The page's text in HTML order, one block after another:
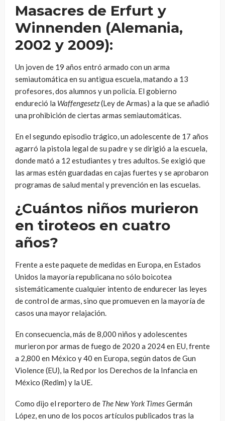
Masacres de Erfurt y
Winnenden (Alemania,
2002 y 2009):
Un joven de 19 años entró armado con un arma
semiautomática en su antigua escuela, matando a 13
profesores, dos alumnos y un policía. El gobierno
endureció la Waffengesetz(Ley de Armas) a la que se añadió
una prohibición de ciertas armas semiautomáticas.
En el segundo episodio trágico, un adolescente de 17 años
agarró la pistola legal de su padre y se dirigió a la escuela,
donde mató a 12 estudiantes y tres adultos. Se exigió que
las armas estén guardadas en cajas fuertes y se aprobaron
programas de salud mental y prevención en las escuelas.
¿Cuántos niños murieron
en tiroteos en cuatro
años?
Frente a este paquete de medidas en Europa, en Estados
Unidos la mayoría republicana no sólo boicotea
sistemáticamente cualquier intento de endurecer las leyes
de control de armas, sino que promueven en la mayoría de
casos una mayor relajación.
En consecuencia, más de 8,000 niños y adolescentes
murieron por armas de fuego de 2020 a 2024 en EU, frente
a 2,800 en México y 40 en Europa, según datos de Gun
Violence (EU), la Red por los Derechos de la Infancia en
México (Redim) y la UE.
Como dijo el reportero de The New York TimesGermán
López, en uno de los pocos artículos publicados tras la